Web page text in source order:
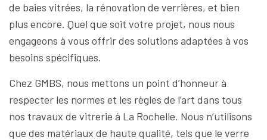
de baies vitrées, la rénovation de verrières, et bien
plus encore. Quel que soit votre projet, nous nous
engageons à vous offrir des solutions adaptées à vos
besoins spécifiques.
Chez GMBS, nous mettons un point d’honneur à
respecter les normes et les règles de l’art dans tous
nos travaux de vitrerie à La Rochelle. Nous n’utilisons
que des matériaux de haute qualité, tels que le verre